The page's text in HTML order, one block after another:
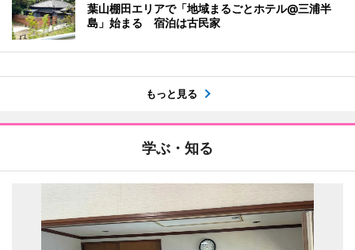
葉山棚田エリアで「地域まるごとホテル@三浦半
島」始まる 宿泊は古民家
もっと見る
学ぶ・知る